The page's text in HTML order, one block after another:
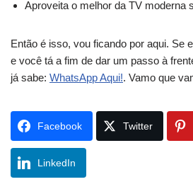
Aproveita o melhor da TV moderna
Então é isso, vou ficando por aqui. Se
e você tá a fim de dar um passo à
já sabe: WhatsApp Aqui!. Vamo que
Facebook Twitter
LinkedIn